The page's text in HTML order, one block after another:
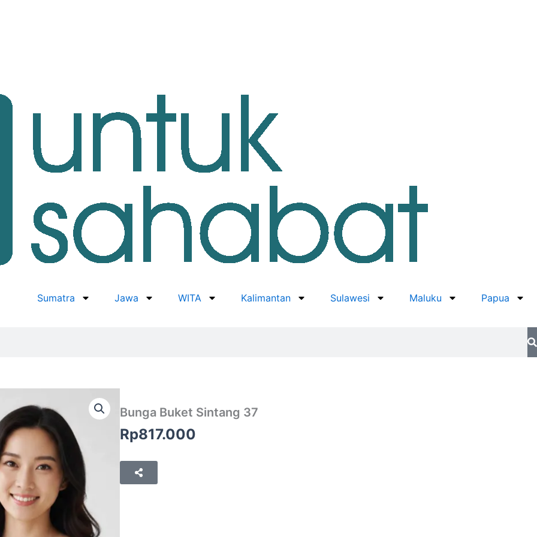
Sumatra Jawa WITA Kalimantan Sulawesi Maluku Papua
Bunga Buket Sintang 37
Rp817.000